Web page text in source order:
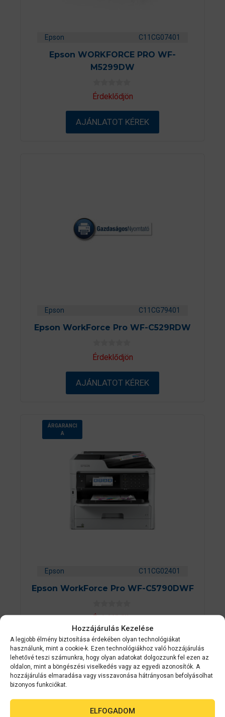
Hozzájárulás Kezelése
A legjobb élmény biztosítása érdekében olyan technológiákat
használunk, mint a cookie-k. Ezen technológiákhoz való hozzájárulás
lehetővé teszi számunkra, hogy olyan adatokat dolgozzunk fel ezen az
oldalon, mint a böngészési viselkedés vagy az egyedi azonosítók. A
hozzájárulás elmaradása vagy visszavonása hátrányosan befolyásolhat
bizonyos funkciókat.
ELFOGADOM
Epson C11CG07401
Epson WORKFORCE PRO WF-
M5299DW
0
a
-
ő
Érdeklődjön
AJÁNLATOT KÉREK
Epson C11CG79401
Epson WorkForce Pro WF-C529RDW
0
a
-
ő
Érdeklődjön
AJÁNLATOT KÉREK
ÁRGARANCI
A
Epson C11CG02401
Epson WorkForce Pro WF-C5790DWF
0
z
5
-
b
ő
l
Érdeklődjön
AJÁNLATOT KÉREK
Kapcsolódó